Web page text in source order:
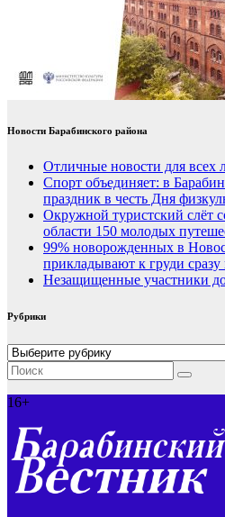
Новости Барабинского района
Отличные новости для
Спорт объединяет: в
праздник в честь Дня
Окружной туристский слёт
области 150 молодых
99% новорожденных в
прикладывают к груди
Незащищенные участники
Рубрики
Рубрики
16+